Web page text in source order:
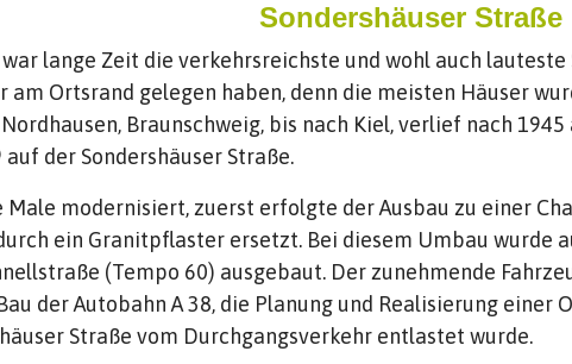
Sondershäuser Straße
lange Zeit die verkehrsreichste und wohl auch
am Ortsrand gelegen haben, denn die meisten Häuser
Braunschweig, bis nach Kiel, verlief nach
der Sondershäuser Straße.
modernisiert, zuerst erfolgte der Ausbau zu einer
ein Granitpflaster ersetzt. Bei diesem Umbau wurde
(Tempo 60) ausgebaut. Der zunehmende
der Autobahn A 38, die Planung und Realisierung einer
Straße vom Durchgangsverkehr entlastet wurde.